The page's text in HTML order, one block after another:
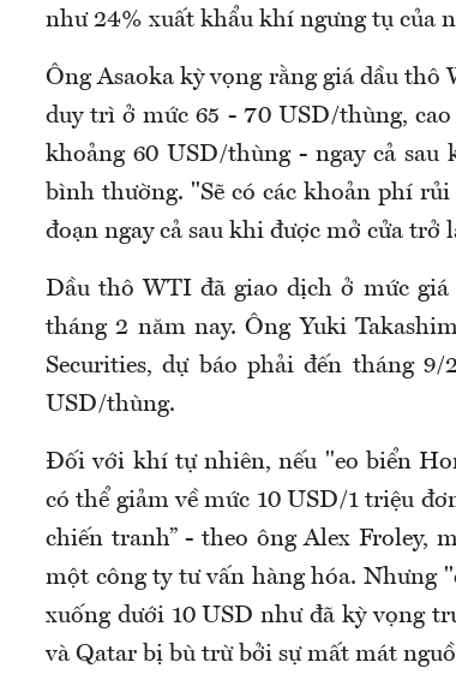
như 24% xuất khẩu khí ngưng tụ của
Ông Asaoka kỳ vọng rằng giá dầu thô
duy trì ở mức 65 - 70 USD/thùng,
khoảng 60 USD/thùng - ngay cả
bình thường. "Sẽ có các khoản phí
đoạn ngay cả sau khi được mở cửa trở
Dầu thô WTI đã giao dịch ở mức
tháng 2 năm nay. Ông Yuki
Securities, dự báo phải đến tháng
USD/thùng.
Đối với khí tự nhiên, nếu "eo biển
có thể giảm về mức 10 USD/1 triệu
chiến tranh” - theo ông Alex Froley,
một công ty tư vấn hàng hóa. Nhưng
xuống dưới 10 USD như đã kỳ vọng
và Qatar bị bù trừ bởi sự mất mát